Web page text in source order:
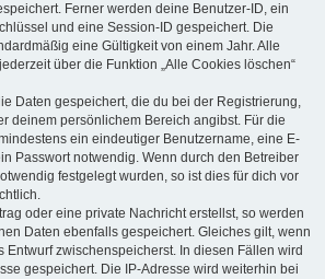
Ferner werden deine Benutzer-ID, ein
und eine Session-ID gespeichert. Die
eine Gültigkeit von einem Jahr. Alle
über die Funktion „Alle Cookies löschen“
Daten gespeichert, die du bei der Registrierung,
deinem persönlichem Bereich angibst. Für die
ein eindeutiger Benutzername, eine E-
Passwort notwendig. Wenn durch den Betreiber
festgelegt wurden, so ist dies für dich vor
oder eine private Nachricht erstellst, so werden
Daten ebenfalls gespeichert. Gleiches gilt, wenn
Entwurf zwischenspeicherst. In diesen Fällen wird
gespeichert. Die IP-Adresse wird weiterhin bei